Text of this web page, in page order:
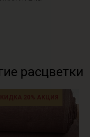
расцветки